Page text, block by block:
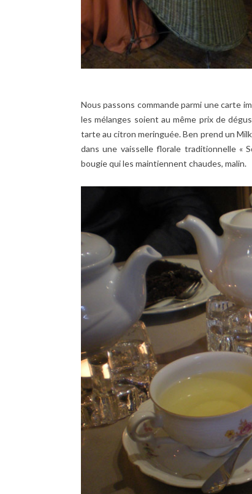
Nous passons commande parmi une carte
les mélanges soient au même prix de
tarte au citron meringuée. Ben prend un
dans une vaisselle florale traditionnelle «
bougie qui les maintiennent chaudes, malin.